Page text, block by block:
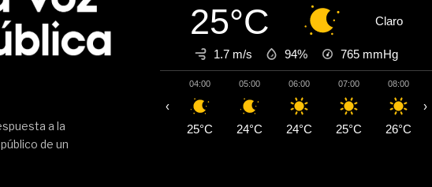
a la
de un
25°C Claro
1.7 m/s 94% 765 mmHg
04:00
25°C
05:00
24°C
06:00
24°C
07:00
25°C
08:00
26°C
‹ ›